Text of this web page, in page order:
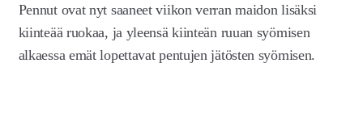
Pennut ovat nyt saaneet viikon verran maidon lisäksi
kiinteää ruokaa, ja yleensä kiinteän ruuan syömisen
alkaessa emät lopettavat pentujen jätösten syömisen.